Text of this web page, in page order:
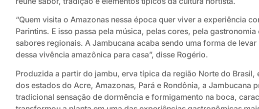
“Quem visita o Amazonas nessa época quer viver a experiência
Parintins. E isso passa pela música, pelas cores, pela
sabores regionais. A Jambucana acaba sendo uma forma de
dessa vivência amazônica para casa”, disse Rogério.
Produzida a partir do jambu, erva típica da região Norte do Brasil,
dos estados do Acre, Amazonas, Pará e Rondônia, a Jambucana
tradicional sensação de dormência e formigamento na boca,